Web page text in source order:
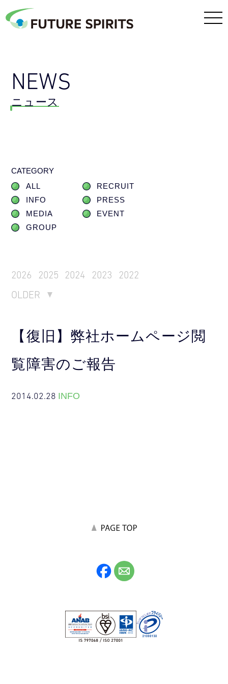
NEWS
ニュース
CATEGORY
ALL
RECRUIT
INFO
PRESS
MEDIA
EVENT
GROUP
2026 2025 2024 2023
2022
OLDER
【復旧】弊社ホームページ閲
覧障害のご報告
2014.02.28 INFO